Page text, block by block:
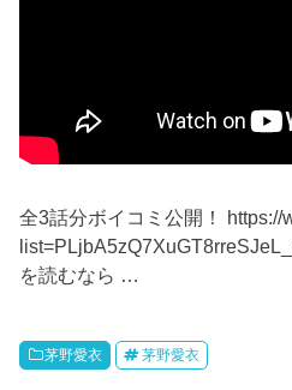
全3話分ボイコミ公開！
を読むなら …
茅野愛衣 茅野愛衣